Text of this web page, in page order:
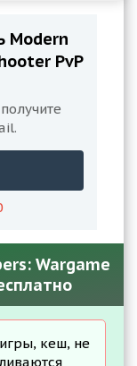
Modern
PvP
Wargame
кеш, не